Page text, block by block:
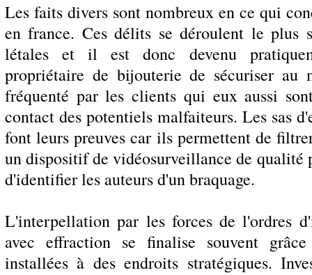
Les faits divers sont nombreux en ce qui
en france. Ces délits se déroulent le plus
létales et il est donc devenu
propriétaire de bijouterie de sécuriser au
fréquenté par les clients qui eux aussi
contact des potentiels malfaiteurs. Les sas
font leurs preuves car ils permettent de
un dispositif de vidéosurveillance de qualité
d'identifier les auteurs d'un braquage.
L'interpellation par les forces de l'ordres
avec effraction se finalise souvent
installées à des endroits stratégiques.